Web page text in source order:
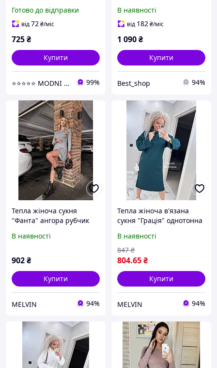
великого розміру чорна
базова
Готово до відправки
від72₴/міс
725₴
Купити
⭐⭐⭐⭐⭐ MODNI ⭐⭐⭐⭐⭐ 99%
В наявності
від 182₴/міс
1 090₴
Купити
Best_shop 94%
Тепла жіноча сукня
"Фанта" ангора рубчик
42,44,46), Сіра
В наявності
902₴
Купити
MELVIN 94%
Тепла жіноча в'язана
сукня "Грація" однотонна
Морська хвиля
В наявності
804.65₴
847 ₴
Купити
MELVIN 94%